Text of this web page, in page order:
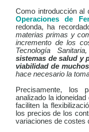
Como introducción al
Operaciones de
redonda, ha
materias primas y
incremento de los
Tecnología
sistemas de salud y
viabilidad de
hace necesario la
Precisamente, los
analizado la
faciliten la
los precios de los
variaciones de costes